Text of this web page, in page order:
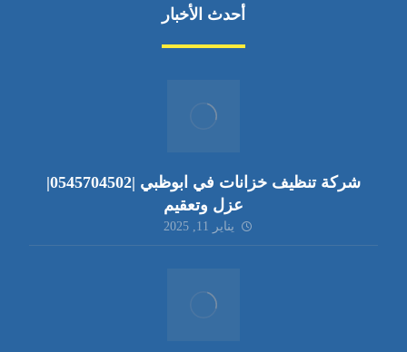
أحدث الأخبار
شركة تنظيف خزانات في ابوظبي |0545704502|
عزل وتعقيم
يناير 11, 2025